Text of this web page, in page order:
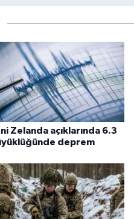
Zelanda açıklarında 6.3
deprem